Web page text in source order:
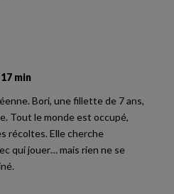
min
Bori, une fillette de 7 ans,
Tout le monde est occupé,
récoltes. Elle cherche
qui jouer… mais rien ne se